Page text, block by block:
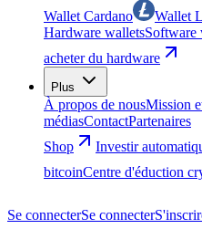
Wallet Cardano
Wallet
Hardware walletsSoftware
acheter du hardware
Plus
À propos de nousMission
médiasContactPartenaires
Shop
Investir
bitcoinCentre d'éduction
Se connecterSe connecter